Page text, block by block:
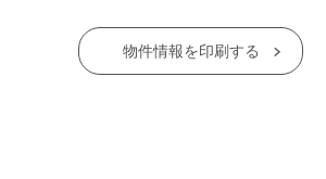
物件情報を印刷する